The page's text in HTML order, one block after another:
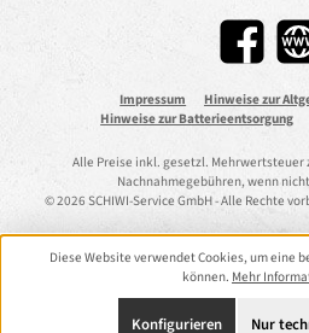
Facebook
Impressum
Hinweise zur
Hinweise zur Batterieentsorgung
Alle Preise inkl. gesetzl. Mehrwertsteuer
Nachnahmegebühren, wenn
© 2026 SCHIWI-Service GmbH - Alle Rechte
Diese Website verwendet Cookies, um eine
können. Mehr
Nur
Konfigurieren